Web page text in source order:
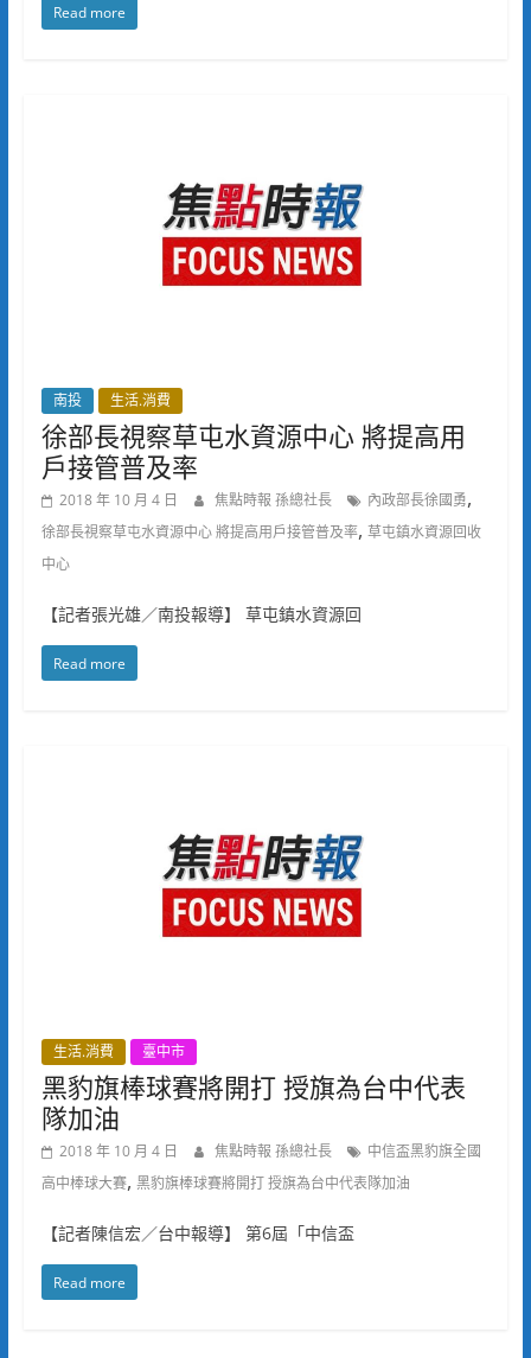
Read more
南投 生活.消費
徐部長視察草屯水資源中心 將提高用
戶接管普及率
2018 年 10 月 4 日 焦點時報 孫總社長 內政部長徐國勇,
徐部長視察草屯水資源中心 將提高用戶接管普及率, 草屯鎮水資源回收
中心
【記者張光雄／南投報導】 草屯鎮水資源回
Read more
生活.消費 臺中市
黑豹旗棒球賽將開打 授旗為台中代表
隊加油
2018 年 10 月 4 日 焦點時報 孫總社長
中信盃黑豹旗全國
高中棒球大賽, 黑豹旗棒球賽將開打 授旗為台中代表隊加油
【記者陳信宏／台中報導】 第6屆「中信盃
Read more